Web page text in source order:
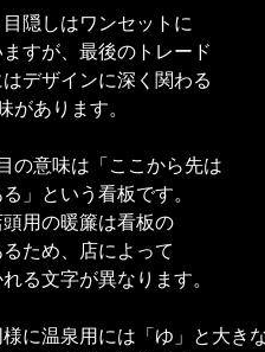
隠しはワンセットに
すが、最後のトレード
デザインに深く関わる
があります。
の意味は「ここから先は
」という看板です。
用の暖簾は看板の
ため、店によって
る文字が異なります。
に温泉用には「ゆ」と大き